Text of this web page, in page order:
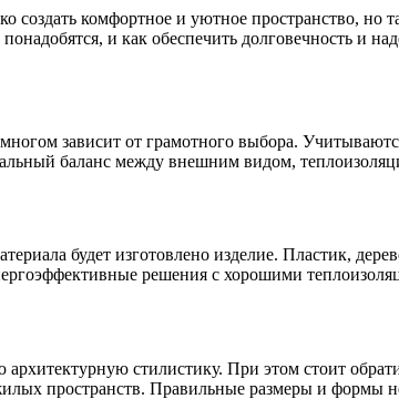
создать комфортное и уютное пространство,
и как обеспечить долговечность и
зависит от грамотного выбора.
баланс между внешним видом,
будет изготовлено изделие. Пластик,
решения с хорошими
стилистику. При этом стоит
пространств. Правильные размеры и формы